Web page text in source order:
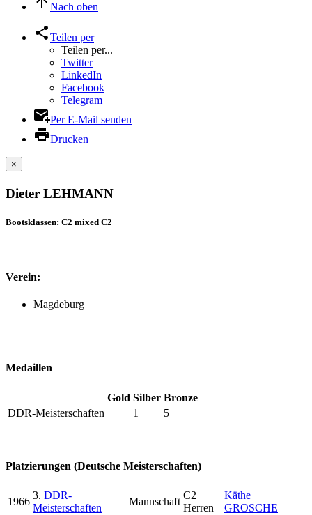
Nach oben
Teilen per
Teilen per...
Twitter
LinkedIn
Facebook
Telegram
Per E-Mail senden
Drucken
×
Dieter LEHMANN
Bootsklassen: C2 mixed C2
Verein:
Magdeburg
Medaillen
Gold Silber Bronze
DDR-Meisterschaften
1 5
Platzierungen (Deutsche Meisterschaften)
1966
3. DDR-
Meisterschaften
Mannschaft
C2
Herren
Käthe
GROSCHE